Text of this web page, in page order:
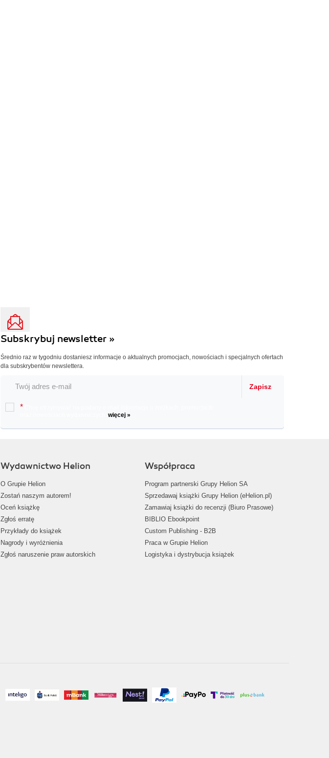
Subskrybuj newsletter »
Średnio raz w tygodniu dostaniesz informacje o aktualnych promocjach, nowościach i specjalnych ofertach
dla subskrybentów newslettera.
Zapisz
*
więcej »
Wydawnictwo Helion
O Grupie Helion
Zostań naszym autorem!
Oceń książkę
Zgłoś erratę
Przykłady do książek
Nagrody i wyróżnienia
Zgłoś naruszenie praw autorskich
Współpraca
Program partnerski Grupy Helion SA
Sprzedawaj książki Grupy Helion (eHelion.pl)
Zamawiaj książki do recenzji (Biuro Prasowe)
BIBLIO Ebookpoint
Custom Publishing - B2B
Praca w Grupie Helion
Logistyka i dystrybucja książek